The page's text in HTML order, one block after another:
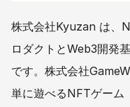
株式会社Kyuzan は、
ロダクトとWeb3開発
です。株式会社
単に遊べるNFTゲーム